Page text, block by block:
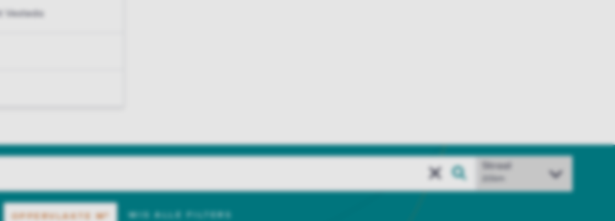
Straal
OPPERVLAKTE M² WIS ALLE FILTERS